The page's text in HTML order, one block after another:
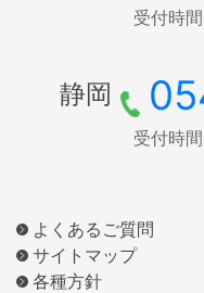
受付時
静岡
受付時
よくあるご質問
サイトマップ
各種方針